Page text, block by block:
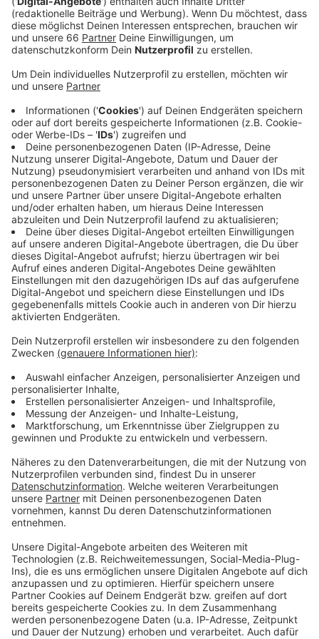
Veröffentlicht:Montag, 22.01.2024 05:56
Anzeige
Die Arbeiten gehen am Freitag (26. Januar 2024) zu
Ende. Am Samstag (27. Januar 2024) öffnet die
Bücherei dann wieder gewohnt um 11 Uhr. Die
Fristdaten für Bücher und andere Medien werden
automatisch auf diesen Tag gelegt.
Anzeige
Weitere Infos und Links zum Thema:
Anzeige
Informationen zur Stadtbücherei Derendorf gibt es
auch telefonisch unter 0211-8924108
Derendorf
Übersicht über alle, städtischen Büchereien
Die Bücherei in Bilk hat jetzt auch am Wochenende
geöffnet
Rekordbilanz für die Büchereien im Jahr 2023
Anzeige
Anzeige